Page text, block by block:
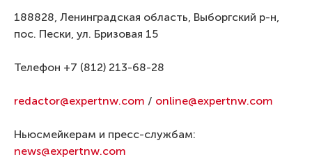
188828, Ленинградская область, Выборгский р-н,
пос. Пески, ул. Бризовая 15
Телефон +7 (812) 213-68-28
redactor@expertnw.com / online@expertnw.com
Ньюсмейкерам и пресс-службам:
news@expertnw.com